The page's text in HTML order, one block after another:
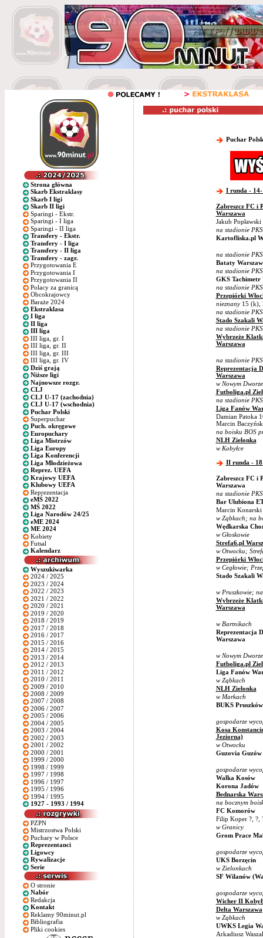
Strona główna
Skarb Ekstraklasy
Skarb I ligi
Skarb II ligi
Sparingi - Ekstr.
Sparingi - I liga
Sparingi - II liga
Transfery - Ekstr.
Transfery - I liga
Transfery - II liga
Transfery - zagr.
Przygotowania E
Przygotowania I
Przygotowania II
Polacy za granicą
Obcokrajowcy
Baraże 2024
Ekstraklasa
I liga
II liga
III liga
III liga, gr. I
III liga, gr. II
III liga, gr. III
III liga, gr. IV
Dziś grają
Niższe ligi
Najnowsze rozgr.
CLJ
CLJ U-17 (zachodnia)
CLJ U-17 (wschodnia)
Puchar Polski
Superpuchar
Puch. okręgowe
Europuchary
Liga Mistrzów
Liga Europy
Liga Konferencji
Liga Młodzieżowa
Reprez. UEFA
Krajowy UEFA
Klubowy UEFA
Reprezentacja
eMŚ 2022
MŚ 2022
Liga Narodów 24/25
eME 2024
ME 2024
Kobiety
Futsal
Kalendarz
Wyszukiwarka
2024 / 2025
2023 / 2024
2022 / 2023
2021 / 2022
2020 / 2021
2019 / 2020
2018 / 2019
2017 / 2018
2016 / 2017
2015 / 2016
2014 / 2015
2013 / 2014
2012 / 2013
2011 / 2012
2010 / 2011
2009 / 2010
2008 / 2009
2007 / 2008
2006 / 2007
2005 / 2006
2004 / 2005
2003 / 2004
2002 / 2003
2001 / 2002
2000 / 2001
1999 / 2000
1998 / 1999
1997 / 1998
1996 / 1997
1995 / 1996
1994 / 1995
1927 - 1993 / 1994
PZPN
Mistrzostwa Polski
Puchary w Polsce
Reprezentanci
Ligowcy
Rywalizacje
Serie
O stronie
Nabór
Redakcja
Kontakt
Reklamy 90minut.pl
Bibliografia
Pliki cookies
Puchar
I runda -
Zabreszcz FC i
Warszawa
Jakub
na stadionie
Kartofliska.pl
na stadionie
Bataty
na stadionie
GKS Tachimetr
na stadionie
Przepiórki
nieznany15 (k),
na stadionie
Stado Szakali
na stadionie
Wybrzeże
Warszawa
na stadionie
Reprezentacja
Warszawa
w Nowym
Futboliga.pl
na stadionie
Liga Fanów
Damian Patoka
Marcin
na boisku BOS
NLH Zielonka
w Kobyłce
II runda - 18
Zabreszcz FC i
Warszawa
na stadionie
Bar Ulubiona
Marcin
w Ząbkach; na
Wędkarska
w Głoskowie
Strefa6.pl
w Otwocku;
Przepiórki
w Cegłowie;
Stado Szakali
w Pruszkowie;
Wybrzeże
Warszawa
w Bartnikach
Reprezentacja
Warszawa
w Nowym
Futboliga.pl
Liga Fanów
w Ząbkach
NLH Zielonka
w Markach
BUKS Pruszków
gospodarze
Kosa
Jeziorna)
w Otwocku
Guzovia Guzów
gospodarze
Walka Kosów
Korona Jadów
Bednarska
na bocznym
FC Komorów
Filip Koper ?, ?,
w Granicy
Grom Prace
gospodarze
UKS Borzęcin
w Zielonkach
SF Wilanów
gospodarze
Wicher II
Delta Warszawa
w Ząbkach
UWKS Legia
Arkadiusz